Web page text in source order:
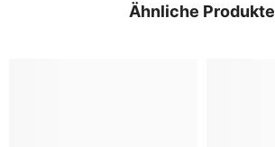
Ähnliche Produkte